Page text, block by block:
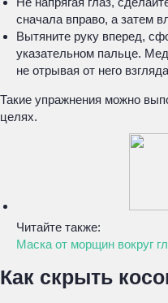
сначала вправо, а затем
Вытяните руку вперед,
указательном пальце.
не отрывая от него
Такие упражнения можно
целях.
Читайте также:
Маска от морщин вокруг
Как скрыть